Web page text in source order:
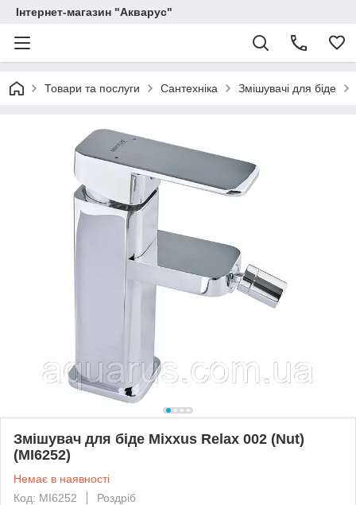
Інтернет-магазин "Акварус"
Товари та послуги Сантехніка Змішувачі для біде
Змішувач для біде Mixxus Relax 002 (Nut)
(MI6252)
Немає в наявності
Код: MI6252
Роздріб